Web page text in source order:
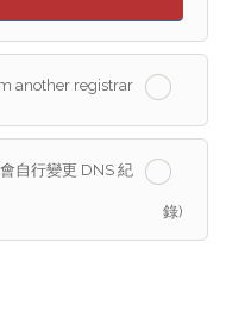
another registrar
自行變更 DNS 紀
錄)